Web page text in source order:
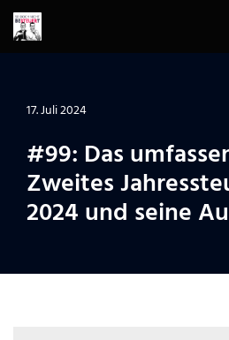
Zum
17. Juli 2024
#99: Das
Zweites
2024 und seine